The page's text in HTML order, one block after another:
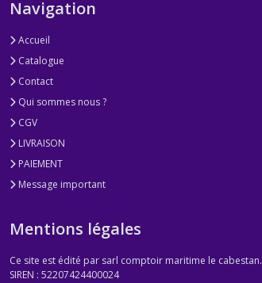
Navigation
Accueil
Catalogue
Contact
Qui sommes nous ?
CGV
LIVRAISON
PAIEMENT
Message important
Mentions légales
Ce site est édité par sarl comptoir maritime le cabestan.
SIREN : 52207424400024